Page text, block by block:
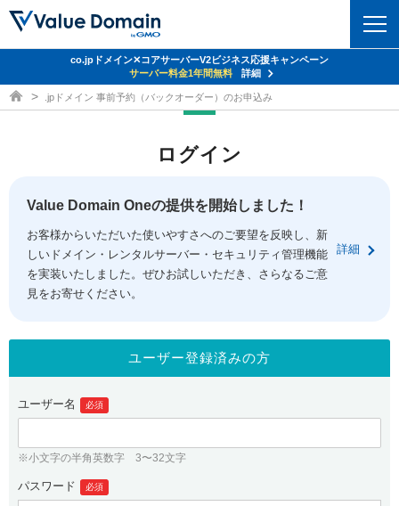
ドメイントップ
ドメイン移管
ドメイン価格一覧
ドメイン一括検索
.jpドメインオークション
gTLDオークション NEW!
.jpドメインバックオーダー
プレミアムドメイン
人気ドメインの種類
コアサーバー
バリューサーバー
XREA
セキュリティトップ
Value Domain ネットde診断
SSL証明書
サービストップ
お得意様割引
紹介制度
バリュードメインAPI
ドメイン・ホスティングOEM
facebook
ログイン
従来のバリュードメインをご利用希望の方
ユーザー登録
co.jpドメイン✕コアサーバーV2ビジネス応援キャンペーン
サーバー料金1年間無料
詳細
ドメイン取得ならバリュードメイン
.jpドメイン 事前予約（バックオーダー）のお申込み
ログイン
Value Domain Oneの提供を開始しました！
お客様からいただいた使いやすさへのご要望を反映し、新
しいドメイン・レンタルサーバー・セキュリティ管理機能
を実装いたしました。ぜひお試しいただき、さらなるご意
見をお寄せください。
詳細
ユーザー登録済みの方
ユーザー名 必須
※小文字の半角英数字 3〜32文字
パスワード 必須